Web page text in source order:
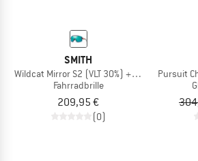
SMITH
Wildcat Mirror S2 (VLT 30%) + S0 (VLT 89%)
Fahrradbrille
209,95 €
(0)
Pursuit